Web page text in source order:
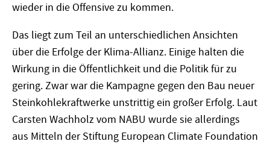
wieder in die Offensive zu kommen.
Das liegt zum Teil an unterschiedlichen Ansichten
über die Erfolge der Klima-Allianz. Einige halten die
Wirkung in die Öffentlichkeit und die Politik für zu
gering. Zwar war die Kampagne gegen den Bau neuer
Steinkohlekraftwerke unstrittig ein großer Erfolg. Laut
Carsten Wachholz vom NABU wurde sie allerdings
aus Mitteln der Stiftung European Climate Foundation